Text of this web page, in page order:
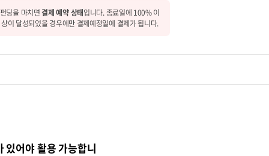
펀딩을 마치면결제 예약 상태입니다. 종료일에 100% 이
상이 달성되었을 경우에만 결제예정일에 결제가 됩니다.
어야 활용 가능합니